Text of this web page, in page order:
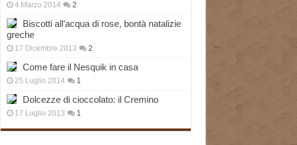
4 Marzo 2014 2
Biscotti all’acqua di rose, bontà natalizie
greche
17 Dicembre 2013 2
Come fare il Nesquik in casa
25 Luglio 2014 1
Dolcezze di cioccolato: il Cremino
17 Luglio 2013 1